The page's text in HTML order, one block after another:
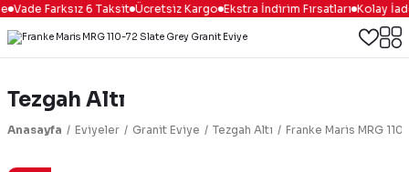
Vade Farksız 6 Taksit Ücretsiz Kargo Ekstra İndirim Fırsatları Kolay
Tezgah Altı
Anasayfa Eviyeler Granit Eviye Tezgah Altı Franke Maris MRG